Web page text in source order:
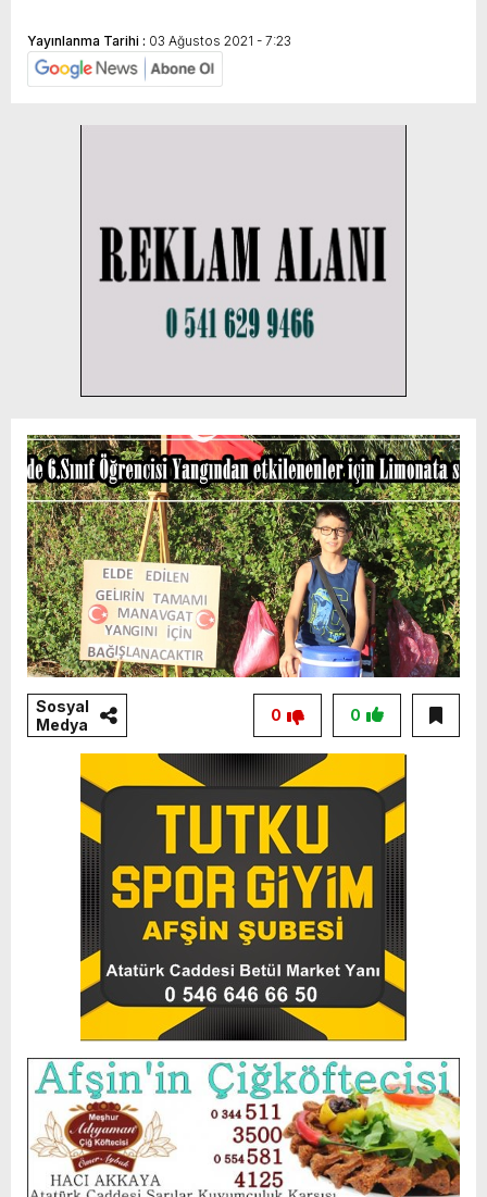
Yayınlanma Tarihi : 03 Ağustos 2021 - 7:23
Sosyal
Medya
0
0